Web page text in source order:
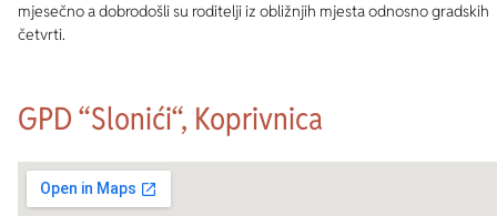
mjesečno a dobrodošli su roditelji iz obližnjih mjesta odnosno gradskih
četvrti.
GPD “Slonići“, Koprivnica